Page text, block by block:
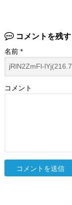
コメントを残す
名前 *
コメント